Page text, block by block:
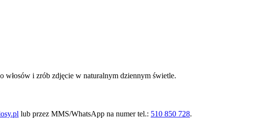
włosów i zrób zdjęcie w naturalnym dziennym świetle.
lub przez MMS/WhatsApp na numer tel.: 510 850 728.